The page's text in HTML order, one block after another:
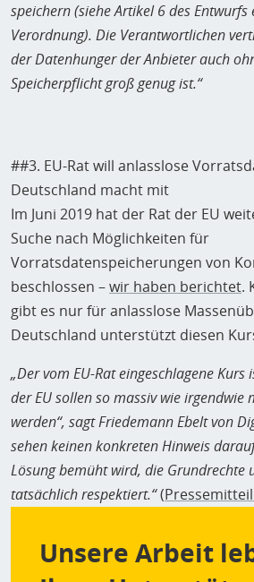
speichern (siehe Artikel 6 des Entwurfs
Verordnung). Die Verantwortlichen
der Datenhunger der Anbieter auch
Speicherpflicht groß genug ist.“
##3. EU-Rat will anlasslose
Deutschland macht mit
Im Juni 2019 hat der Rat der EU
Suche nach Möglichkeiten für
Vorratsdatenspeicherungen von
beschlossen –wir haben berichtet.
gibt es nur für anlasslose
Deutschland unterstützt diesen
„Der vom EU-Rat eingeschlagene
der EU sollen so massiv wie irgendwie
werden“, sagt Friedemann Ebelt von
sehen keinen konkreten Hinweis
Lösung bemüht wird, die Grundrechte
tatsächlich respektiert.“(
Unsere Arbeit